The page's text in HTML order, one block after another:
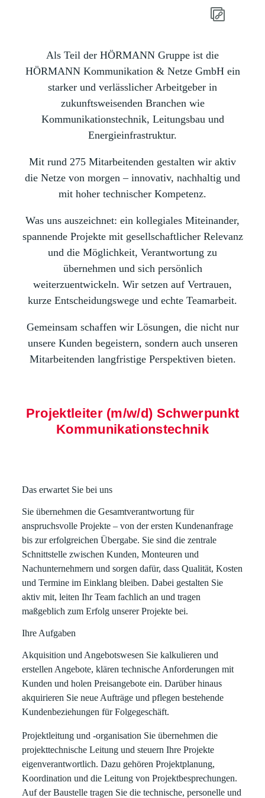
Als Teil der HÖRMANN Gruppe ist die
HÖRMANN Kommunikation & Netze GmbH ein
starker und verlässlicher Arbeitgeber in
zukunftsweisenden Branchen wie
Kommunikationstechnik, Leitungsbau und
Energieinfrastruktur.
Mit rund 275 Mitarbeitenden gestalten wir aktiv
die Netze von morgen – innovativ, nachhaltig und
mit hoher technischer Kompetenz.
Was uns auszeichnet: ein kollegiales Miteinander,
spannende Projekte mit gesellschaftlicher Relevanz
und die Möglichkeit, Verantwortung zu
übernehmen und sich persönlich
weiterzuentwickeln. Wir setzen auf Vertrauen,
kurze Entscheidungswege und echte Teamarbeit.
Gemeinsam schaffen wir Lösungen, die nicht nur
unsere Kunden begeistern, sondern auch unseren
Mitarbeitenden langfristige Perspektiven bieten.
Projektleiter (m/w/d) Schwerpunkt
Kommunikationstechnik
Das erwartet Sie bei uns
Sie übernehmen die Gesamtverantwortung für
anspruchsvolle Projekte – von der ersten Kundenanfrage
bis zur erfolgreichen Übergabe. Sie sind die zentrale
Schnittstelle zwischen Kunden, Monteuren und
Nachunternehmern und sorgen dafür, dass Qualität, Kosten
und Termine im Einklang bleiben. Dabei gestalten Sie
aktiv mit, leiten Ihr Team fachlich an und tragen
maßgeblich zum Erfolg unserer Projekte bei.
Ihre Aufgaben
Akquisition und Angebotswesen Sie kalkulieren und
erstellen Angebote, klären technische Anforderungen mit
Kunden und holen Preisangebote ein. Darüber hinaus
akquirieren Sie neue Aufträge und pflegen bestehende
Kundenbeziehungen für Folgegeschäft.
Projektleitung und -organisation Sie übernehmen die
projekttechnische Leitung und steuern Ihre Projekte
eigenverantwortlich. Dazu gehören Projektplanung,
Koordination und die Leitung von Projektbesprechungen.
Auf der Baustelle tragen Sie die technische, personelle und